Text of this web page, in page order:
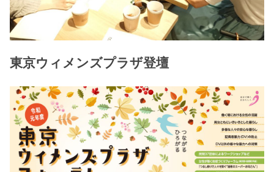
東京ウィメンズプラザ登壇